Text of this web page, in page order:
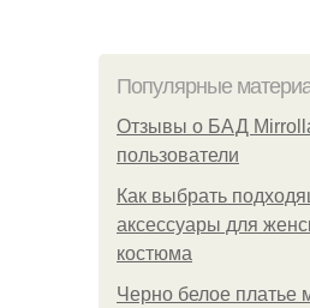
Популярные
Отзывы о БАД
пользователи
Как выбрать
аксессуары для
костюма
Черно белое платье